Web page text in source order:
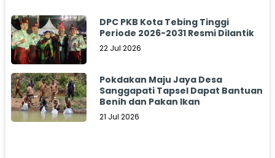
DPC PKB Kota Tebing Tinggi
Periode 2026-2031 Resmi Dilantik
22 Jul 2026
Pokdakan Maju Jaya Desa
Sanggapati Tapsel Dapat Bantuan
Benih dan Pakan Ikan
21 Jul 2026